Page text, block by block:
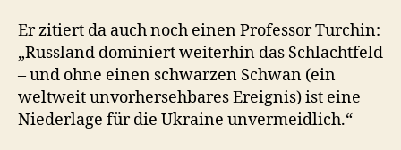
Er zitiert da auch noch einen Professor Turchin:
„Russland dominiert weiterhin das Schlachtfeld
– und ohne einen schwarzen Schwan (ein
weltweit unvorhersehbares Ereignis) ist eine
Niederlage für die Ukraine unvermeidlich.“